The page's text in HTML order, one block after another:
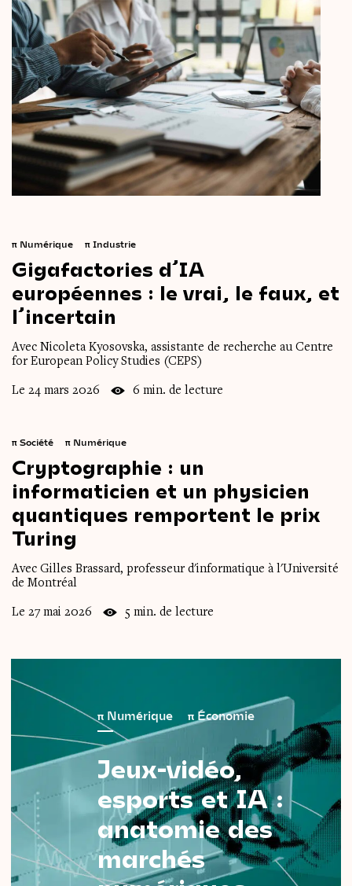
π Numérique π Industrie
Gigafactories d’IA
européennes : le vrai, le faux, et
l’incertain
Avec Nicoleta Kyosovska, assistante de recherche au Centre
for European Policy Studies (CEPS)
Le 24 mars 2026 6 min. de lecture
π Société π Numérique
Cryptographie : un
informaticien et un physicien
quantiques remportent le prix
Turing
Avec Gilles Brassard, professeur d'informatique à l'Université
de Montréal
Le 27 mai 2026 5 min. de lecture
π Numérique π Économie
Jeux-vidéo,
esports et IA :
anatomie des
marchés